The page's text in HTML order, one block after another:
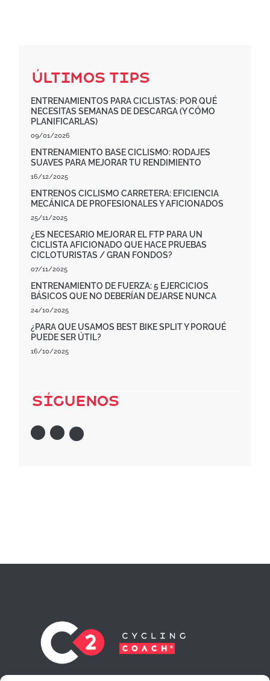
Últimos Tips
ENTRENAMIENTOS PARA CICLISTAS: POR QUÉ
NECESITAS SEMANAS DE DESCARGA (Y CÓMO
PLANIFICARLAS)
09/01/2026
ENTRENAMIENTO BASE CICLISMO: RODAJES
SUAVES PARA MEJORAR TU RENDIMIENTO
16/12/2025
ENTRENOS CICLISMO CARRETERA: EFICIENCIA
MECÁNICA DE PROFESIONALES Y AFICIONADOS
25/11/2025
¿ES NECESARIO MEJORAR EL FTP PARA UN
CICLISTA AFICIONADO QUE HACE PRUEBAS
CICLOTURISTAS / GRAN FONDOS?
07/11/2025
ENTRENAMIENTO DE FUERZA: 5 EJERCICIOS
BÁSICOS QUE NO DEBERÍAN DEJARSE NUNCA
24/10/2025
¿PARA QUE USAMOS BEST BIKE SPLIT Y PORQUÉ
PUEDE SER ÚTIL?
16/10/2025
Síguenos